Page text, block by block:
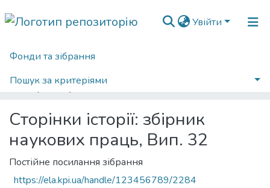
Увійти
Фонди та зібрання
Пошук за критеріями
Головна Наукова періодика
Сторінки історії: збірник
наукових праць, Вип. 32
Постійне посилання зібрання
https://ela.kpi.ua/handle/123456789/2284